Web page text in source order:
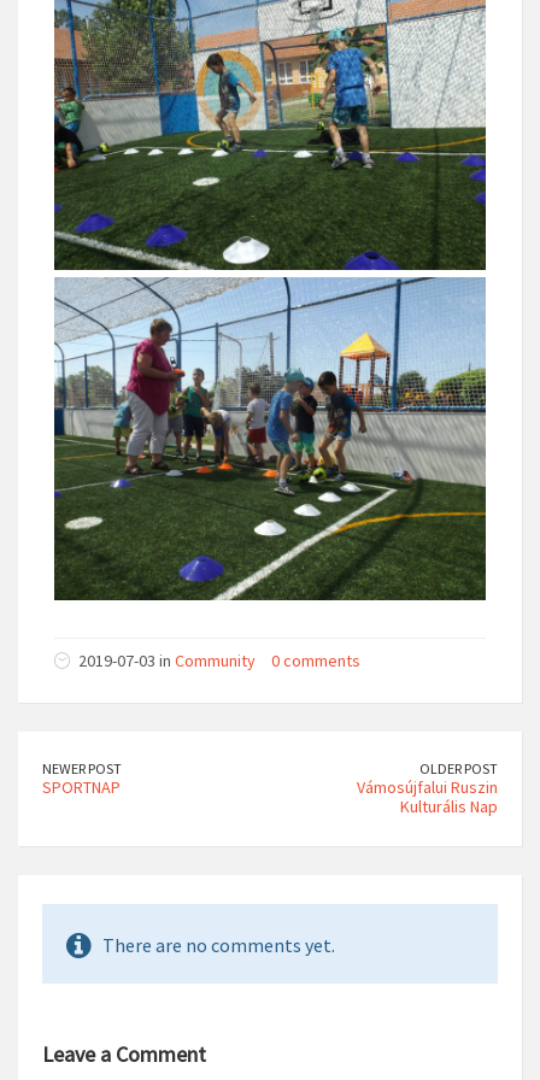
2019-07-03 in Community 0 comments
NEWER POST
SPORTNAP
OLDER POST
Vámosújfalui Ruszin
Kulturális Nap
There are no comments yet.
Leave a Comment